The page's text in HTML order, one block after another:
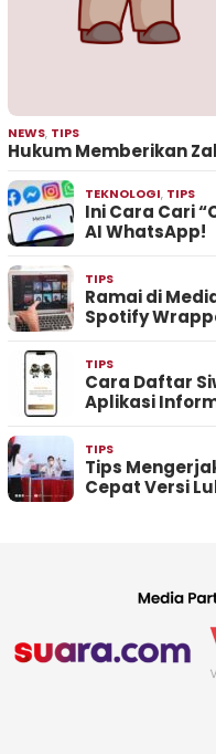
NEWS, TIPS
Hukum Memberikan
TEKNOLOGI, TIPS
Ini Cara Cari
AI WhatsApp!
TIPS
Ramai di
Spotify
TIPS
Cara Daftar
Aplikasi
TIPS
Tips
Cepat Versi